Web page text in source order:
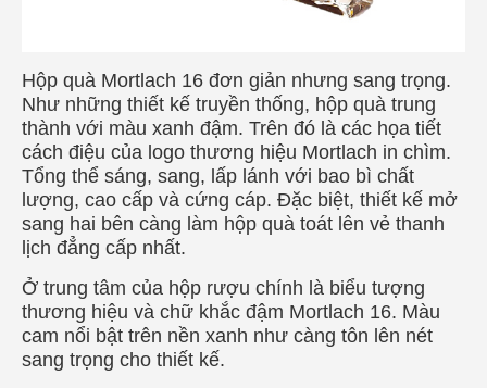
Hộp quà Mortlach 16 đơn giản nhưng sang trọng.
Như những thiết kế truyền thống, hộp quà trung
thành với màu xanh đậm. Trên đó là các họa tiết
cách điệu của logo thương hiệu Mortlach in chìm.
Tổng thể sáng, sang, lấp lánh với bao bì chất
lượng, cao cấp và cứng cáp. Đặc biệt, thiết kế mở
sang hai bên càng làm hộp quà toát lên vẻ thanh
lịch đẳng cấp nhất.
Ở trung tâm của hộp rượu chính là biểu tượng
thương hiệu và chữ khắc đậm Mortlach 16. Màu
cam nổi bật trên nền xanh như càng tôn lên nét
sang trọng cho thiết kế.